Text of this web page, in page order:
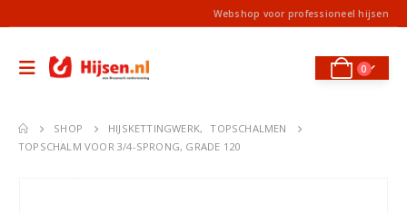
Webshop voor professioneel hijsen
0
SHOP HIJSKETTINGWERK,
TOPSCHALMEN
TOPSCHALM VOOR 3/4-SPRONG, GRADE 120